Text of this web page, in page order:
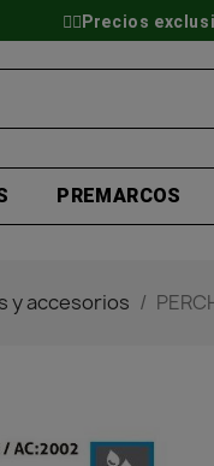
👷‍♂️Precios
PREMARCOS
y accesorios